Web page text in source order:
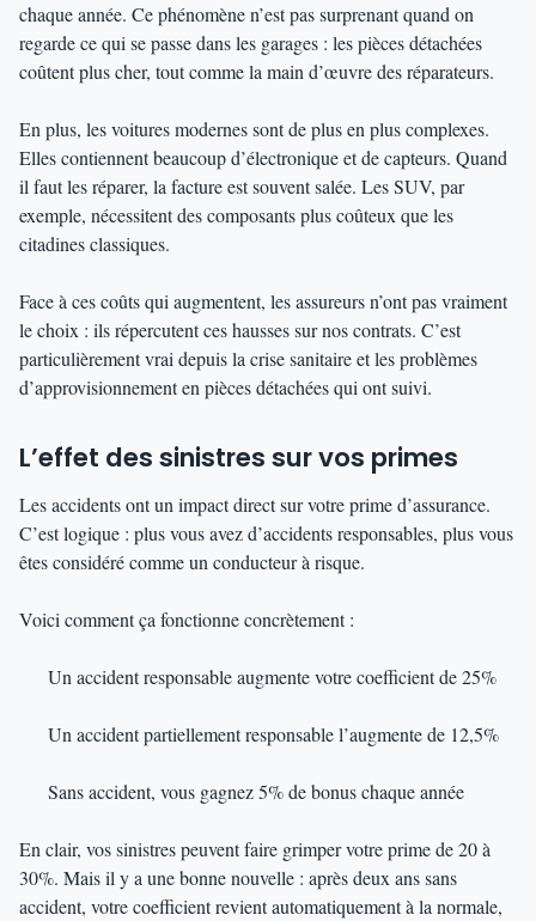
chaque année. Ce phénomène n’est pas surprenant quand on
regarde ce qui se passe dans les garages : les pièces détachées
coûtent plus cher, tout comme la main d’œuvre des réparateurs.
En plus, les voitures modernes sont de plus en plus complexes.
Elles contiennent beaucoup d’électronique et de capteurs. Quand
il faut les réparer, la facture est souvent salée. Les SUV, par
exemple, nécessitent des composants plus coûteux que les
citadines classiques.
Face à ces coûts qui augmentent, les assureurs n’ont pas vraiment
le choix : ils répercutent ces hausses sur nos contrats. C’est
particulièrement vrai depuis la crise sanitaire et les problèmes
d’approvisionnement en pièces détachées qui ont suivi.
L’effet des sinistres sur vos primes
Les accidents ont un impact direct sur votre prime d’assurance.
C’est logique : plus vous avez d’accidents responsables, plus vous
êtes considéré comme un conducteur à risque.
Voici comment ça fonctionne concrètement :
Un accident responsable augmente votre coefficient de 25%
Un accident partiellement responsable l’augmente de 12,5%
Sans accident, vous gagnez 5% de bonus chaque année
En clair, vos sinistres peuvent faire grimper votre prime de 20 à
30%. Mais il y a une bonne nouvelle : après deux ans sans
accident, votre coefficient revient automatiquement à la normale,